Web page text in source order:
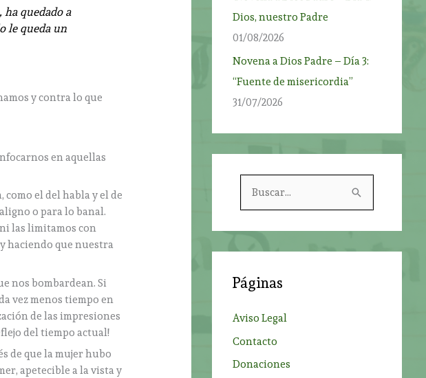
ha quedado a
le queda un
y contra lo que
en aquellas
el del habla y el de
o para lo banal.
las limitamos con
haciendo que nuestra
nos bombardean. Si
vez menos tiempo en
de las impresiones
del tiempo actual!
de que la mujer hubo
apetecible a la vista y
Dios, nuestro Padre
01/08/2026
Novena a Dios Padre – Día 3:
“Fuente de misericordia”
31/07/2026
r
:
Páginas
Aviso Legal
Contacto
Donaciones